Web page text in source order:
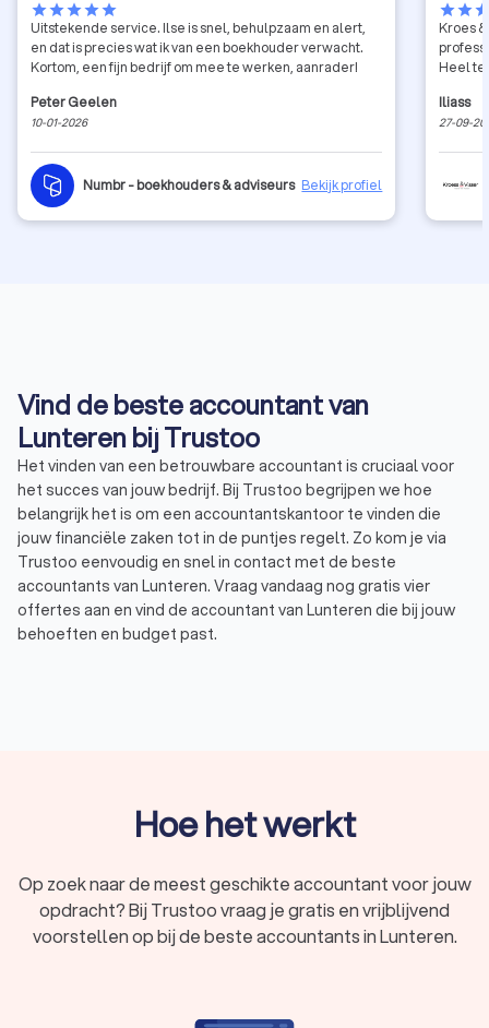
starstarstarstarstar
Uitstekende service. Ilse is snel, behulpzaam en alert,
en dat is precies wat ik van een boekhouder verwacht.
Kortom, een fijn bedrijf om mee te werken, aanrader!
Peter Geelen
10-01-2026
Numbr - boekhouders & adviseurs Bekijk profiel
starstar
Kroes
Heel
Iliass
27-09-
Vind de beste accountant van
Lunteren bij Trustoo
Het vinden van een betrouwbare accountant is cruciaal voor
het succes van jouw bedrijf. Bij Trustoo begrijpen we hoe
belangrijk het is om een accountantskantoor te vinden die
jouw financiële zaken tot in de puntjes regelt. Zo kom je via
Trustoo eenvoudig en snel in contact met de beste
accountants van Lunteren. Vraag vandaag nog gratis vier
offertes aan en vind de accountant van Lunteren die bij jouw
behoeften en budget past.
Lunteren beschikken dus over de benodigde ervaring en
dagelijkse boekhouding tot complexe fiscale vraagstukken.
Wat is een accountant?
Hoe het werkt
Op zoek naar de meest geschikte accountant voor jouw
opdracht? Bij Trustoo vraag je gratis en vrijblijvend
voorstellen op bij de beste accountants in Lunteren.